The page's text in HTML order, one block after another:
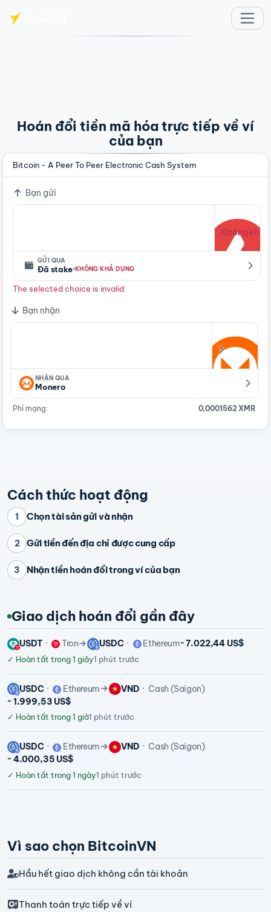
Hoán đổi tiền mã hóa trực tiếp về ví
của bạn
Bitcoin - A Peer To Peer Electronic Cash System
Bạn gửi
Không khả
GỬI QUA
Đã stake·KHÔNG KHẢ DỤNG
The selected choice is invalid.
Bạn nhận
NHẬN QUA
Monero
Phí mạng: 0,0001562 XMR
Cách thức hoạt động
1 Chọn tài sản gửi và nhận
2 Gửi tiền đến địa chỉ được cung cấp
3 Nhận tiền hoán đổi trong ví của bạn
Giao dịch hoán đổi gần đây
USDT Tron USDC Ethereum~ 7.022,44 US$
✓ Hoàn tất trong 1 giây1 phút trước
USDC Ethereum VND
Cash (Saigon)
~ 1.999,53 US$
✓ Hoàn tất trong 1 giờ1 phút trước
USDC Ethereum VND
Cash (Saigon)
~ 4.000,35 US$
✓ Hoàn tất trong 1 ngày1 phút trước
Vì sao chọn BitcoinVN
Hầu hết giao dịch không cần tài khoản
Thanh toán trực tiếp về ví